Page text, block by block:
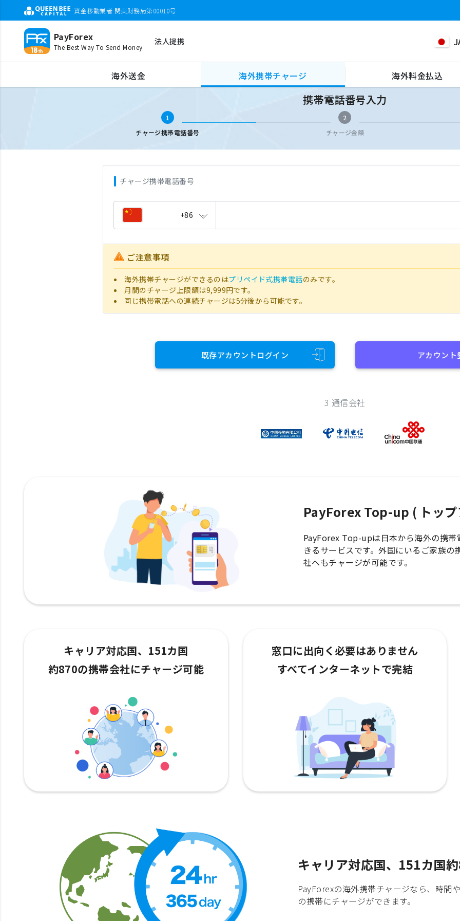
資金移動業者 関東財務局第00010号
PayForex
The Best Way To Send Money
法人提携
海外送金 海外携帯チャージ 海外料金払込
携帯電話番号入力
携帯電話番号入力
1
チャージ携帯電話番号
2
チャージ金額
チャージ携帯電話番号
+86
ご注意事項
海外携帯チャージができるのはプリペイド式携帯電話のみです。
月間のチャージ上限額は9,999円です。
同じ携帯電話への連続チャージは5分後から可能です。
既存アカウントログイン アカウント
3 通信会社
PayForex Top-up ( トッ
PayForex Top-upは日本から海外の携
きるサービスです。外国にいるご家族
社へもチャージが可能です。
キャリア対応国、151カ国
約870の携帯会社にチャージ可能
窓口に出向く必要はありません
すべてインターネットで完結
キャリア対応国、151カ国
PayForexの海外携帯チャージなら、時間
の携帯にチャージができます。